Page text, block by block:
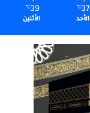
37
℃
الأحد
39
℃
الأثنين